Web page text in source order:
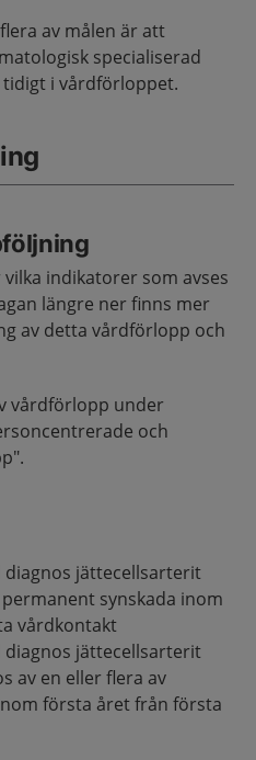
av målen är att
specialiserad
i vårdförloppet.
indikatorer som avses
längre ner finns mer
av detta vårdförlopp och
vårdförlopp under
och
jättecellsarterit
synskada inom
vårdkontakt
jättecellsarterit
av en eller flera av
första året från första